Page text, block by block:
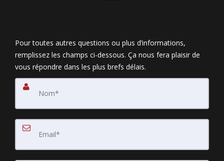
Pour toutes autres questions ou plus d’informations,
remplissez les champs ci-dessous. Ça nous fera plaisir de
vous répondre dans les plus brefs délais.